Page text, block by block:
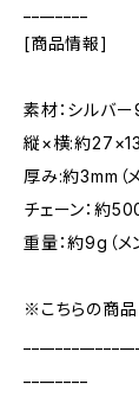
[商品情報]
素材：シルバ
縦×横:約
厚み:約3mm（
チェーン：約
重量：約9g（メ
※こちらの商品